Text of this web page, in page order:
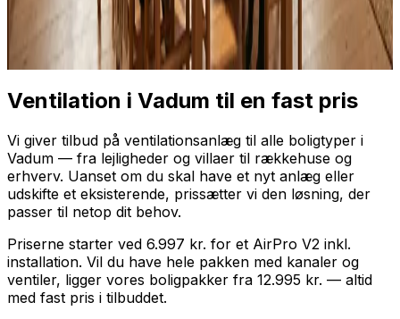
Professionel installation
Få tilbud nu
Ring70 60 30 04
Ventilation i Vadum til en fast pris
Vi giver tilbud på ventilationsanlæg til alle boligtyper i
Vadum — fra lejligheder og villaer til rækkehuse og
erhverv. Uanset om du skal have et nyt anlæg eller
udskifte et eksisterende, prissætter vi den løsning, der
passer til netop dit behov.
Priserne starter ved 6.997 kr. for et AirPro V2 inkl.
installation. Vil du have hele pakken med kanaler og
ventiler, ligger vores boligpakker fra 12.995 kr. — altid
med fast pris i tilbuddet.